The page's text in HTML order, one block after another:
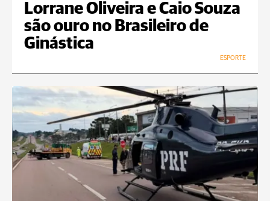
Lorrane Oliveira e Caio Souza
são ouro no Brasileiro de
Ginástica
ESPORTE